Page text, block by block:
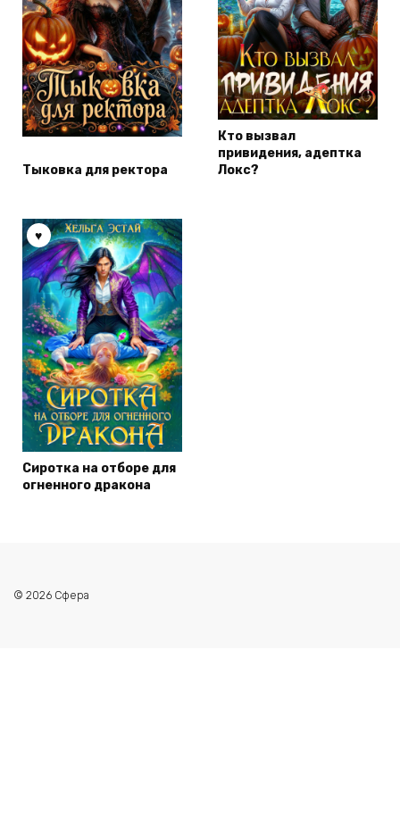
Тыковка для ректора
Кто вызвал
привидения, адептка
Локс?
Сиротка на отборе для
огненного дракона
© 2026 Сфера